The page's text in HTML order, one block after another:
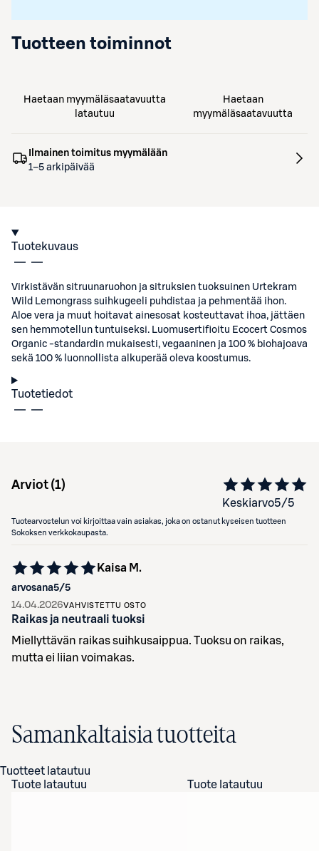
Tuotteen toiminnot
Haetaan myymäläsaatavuutta
latautuu
Haetaan
myymäläsaatavuutta
Ilmainen toimitus myymälään
1–5 arkipäivää
Tuotekuvaus
Virkistävän sitruunaruohon ja sitruksien tuoksuinen Urtekram
Wild Lemongrass suihkugeeli puhdistaa ja pehmentää ihon.
Aloe vera ja muut hoitavat ainesosat kosteuttavat ihoa, jättäen
sen hemmotellun tuntuiseksi. Luomusertifioitu Ecocert Cosmos
Organic -standardin mukaisesti, vegaaninen ja 100 % biohajoava
sekä 100 % luonnollista alkuperää oleva koostumus.
Tuotetiedot
Arviot (1)
Keskiarvo5/5
Tuotearvostelun voi kirjoittaa vain asiakas, joka on ostanut kyseisen tuotteen
Sokoksen verkkokaupasta.
arvosana5/5
Kaisa M.
14.04.2026VAHVISTETTU OSTO
Raikas ja neutraali tuoksi
Miellyttävän raikas suihkusaippua. Tuoksu on raikas,
mutta ei liian voimakas.
Samankaltaisia tuotteita
Tuotteet latautuu
Tuote latautuu
Tuote latautuu